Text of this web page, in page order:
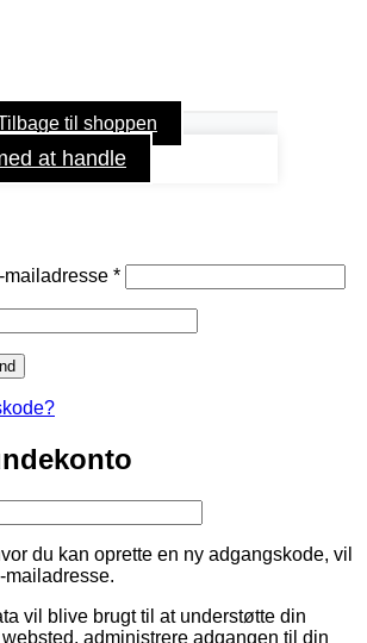
til shoppen
at handle
mailadresse *Påkrævet
du kan oprette en ny adgangskode, vil
mailadresse.
vil blive brugt til at understøtte din
administrere adgangen til din